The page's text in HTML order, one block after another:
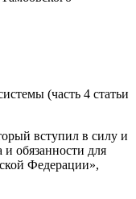
(часть 4 статьи
вступил в силу и
обязанности для
Федерации»,